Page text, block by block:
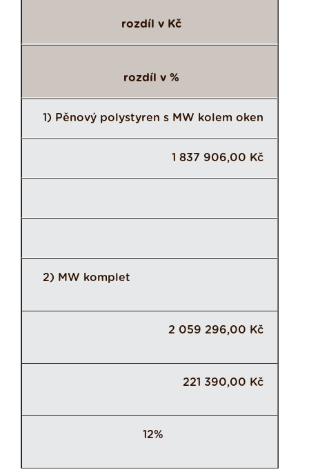
rozdíl v Kč
rozdíl v %
1) Pěnový polystyren s MW kolem oken
1 837 906,00 Kč
2) MW komplet
2 059 296,00 Kč
221 390,00 Kč
12%